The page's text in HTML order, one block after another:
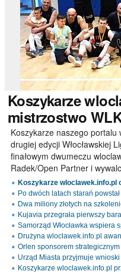
Koszykarze
mistrzostwo
Koszykarze naszego
drugiej edycji Włocławskiej
finałowym dwumeczu
Radek/Open Partner i
Koszykarze wloclawek.info.pl
Po dwóch latach starań
Dwa miliony złotych na
Kujavia przegrała pierwszy
Samorząd Włocławka wspiera
Drużyna wloclawek.info.pl
Orlen sponsorem strategicznym
Urząd Miasta przyjmuje
Koszykarze wloclawek.info.pl